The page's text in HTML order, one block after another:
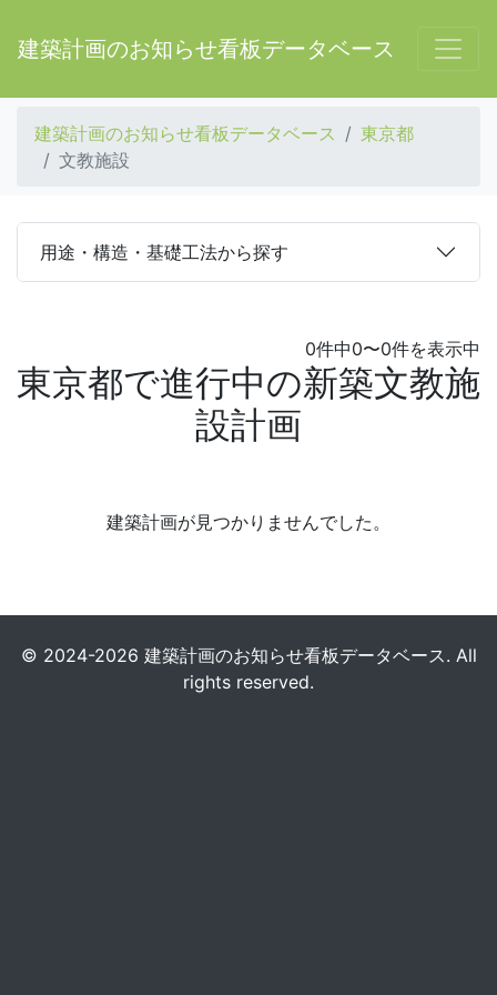
建築計画のお知らせ看板データベース
建築計画のお知らせ看板データベース
東京都
文教施設
用途・構造・基礎工法から探す
0件中0〜0件を表示中
東京都で進行中の新築文教施
設計画
建築計画が見つかりませんでした。
© 2024-2026 建築計画のお知らせ看板データベース. All
rights reserved.